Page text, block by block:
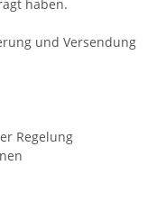
haben.
und Versendung
Regelung